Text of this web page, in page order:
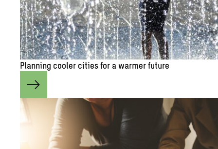
Planning cooler cities for a warmer future